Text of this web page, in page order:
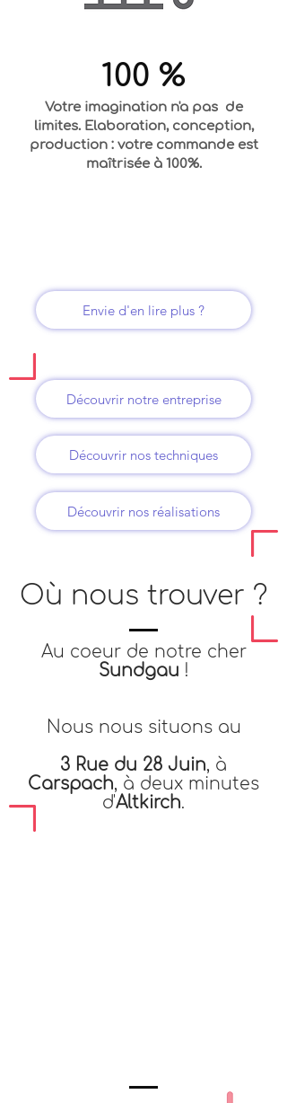
100 %
Votre imagination n'a pas de
limites. Elaboration, conception,
production : votre commande est
maîtrisée à 100%.
Envie d'en lire plus ?
Découvrir notre entreprise
Découvrir nos techniques
Découvrir nos réalisations
Où nous trouver ?
Au coeur de notre cher
Sundgau !
Nous nous situons au
3 Rue du 28 Juin, à
Carspach, à deux minutes
d'Altkirch.